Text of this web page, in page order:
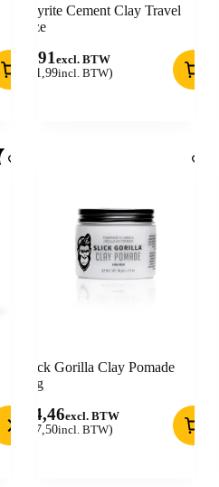
Layrite Cement Clay Travel
Size
9,91excl. BTW
11,99incl. BTW)
Slick Gorilla Clay Pomade
70g
14,46excl. BTW
17,50incl. BTW)